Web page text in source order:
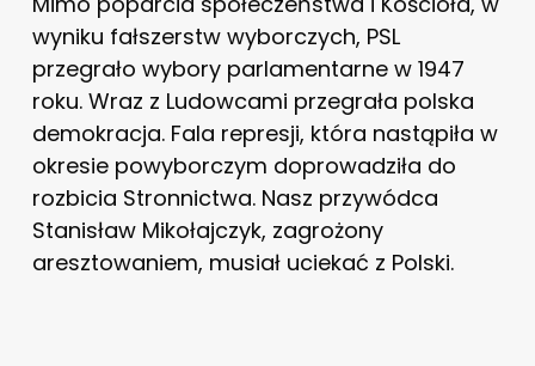
wyniku fałszerstw wyborczych, PSL
przegrało wybory parlamentarne w 1947
roku. Wraz z Ludowcami przegrała polska
demokracja. Fala represji, która nastąpiła w
okresie powyborczym doprowadziła do
rozbicia Stronnictwa. Nasz przywódca
Stanisław Mikołajczyk, zagrożony
aresztowaniem, musiał uciekać z Polski.